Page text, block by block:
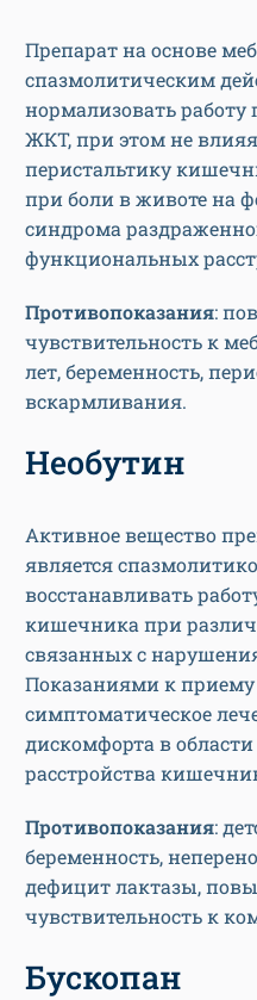
Препарат на основе
спазмолитическим
нормализовать
ЖКТ, при этом не
перистальтику
при боли в животе на
синдрома
функциональных
Противопоказания:
чувствительность к
лет, беременность,
вскармливания.
Необутин
Активное вещество
является
восстанавливать
кишечника при
связанных с
Показаниями к
симптоматическое
дискомфорта в
расстройства
Противопоказания:
беременность,
дефицит лактазы,
чувствительность к
Бускопан